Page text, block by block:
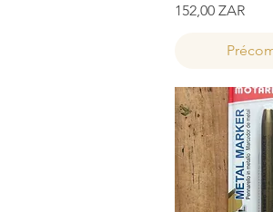
Prix
152,00 ZAR